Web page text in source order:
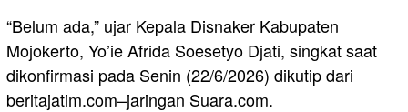
“Belum ada,” ujar Kepala Disnaker Kabupaten
Mojokerto, Yo’ie Afrida Soesetyo Djati, singkat saat
dikonfirmasi pada Senin (22/6/2026) dikutip dari
beritajatim.com–jaringan Suara.com.